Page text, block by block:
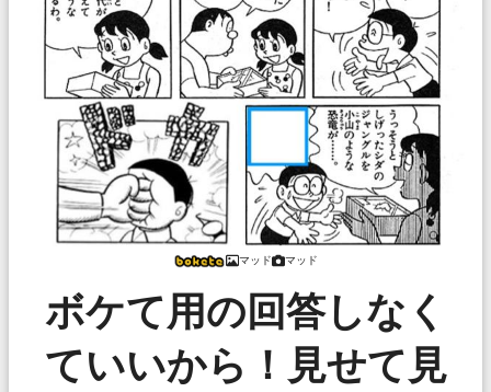
マッド マッド
ボケて用の回答しなく
ていいから！見せて見